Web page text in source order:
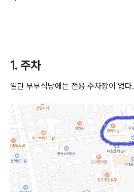
1. 주차
일단 부부식당에는 전용 주차장이 없다.